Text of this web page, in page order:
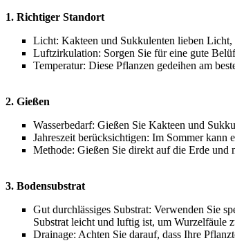
1. Richtiger Standort
Licht: Kakteen und Sukkulenten lieben Licht,
Luftzirkulation: Sorgen Sie für eine gute
Temperatur: Diese Pflanzen gedeihen am
2. Gießen
Wasserbedarf: Gießen Sie Kakteen und
Jahreszeit berücksichtigen: Im Sommer
Methode: Gießen Sie direkt auf die Erde und
3. Bodensubstrat
Gut durchlässiges Substrat: Verwenden Sie
Substrat leicht und luftig ist, um Wurzelfäule
Drainage: Achten Sie darauf, dass Ihre